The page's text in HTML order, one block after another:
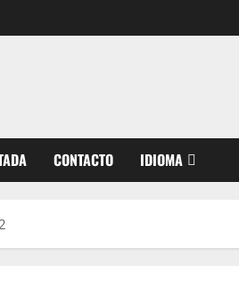
CONTACTO IDIOMA